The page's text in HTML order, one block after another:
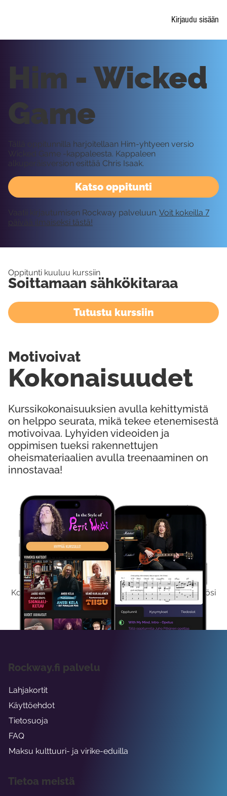
Kirjaudu sisään
Kokeile Ilmaiseksi
Kokeilemalla ilmaiseksi saat koko sisältömme käyttöösi
viikon ajaksi.
Katso oppitunti
Him - Wicked
Game
Tällä oppitunnilla harjoitellaan Him-yhtyeen versio
Wicked Game -kappaleesta. Kappaleen
alkuperäisversion esittää Chris Isaak.
Vaatii kirjautumisen Rockway palveluun. Voit kokeilla 7
päivää ilmaiseksi tästä!
Oppitunti kuuluu kurssiin
Soittamaan sähkökitaraa
Tutustu kurssiin
Kurssikokonaisuuksien avulla kehittymistä
on helppo seurata, mikä tekee etenemisestä
motivoivaa. Lyhyiden videoiden ja
oppimisen tueksi rakennettujen
oheismateriaalien avulla treenaaminen on
innostavaa!
Kokonaisuudet
Motivoivat
Rockway.fi palvelu
Lahjakortit
Käyttöehdot
Tietosuoja
FAQ
Maksu kulttuuri- ja virike-eduilla
Tietoa meistä